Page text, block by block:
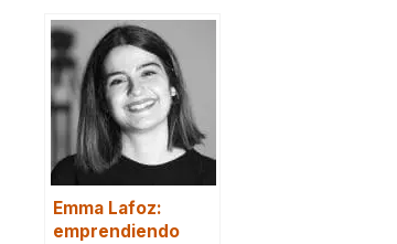
Emma Lafoz:
emprendiendo